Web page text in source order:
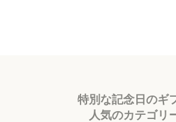
特別な記念日のギ
人気のカテゴリ